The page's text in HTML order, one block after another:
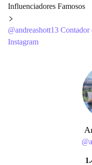
Influenciadores Famosos
@andreashott13 Contador
Instagram
@